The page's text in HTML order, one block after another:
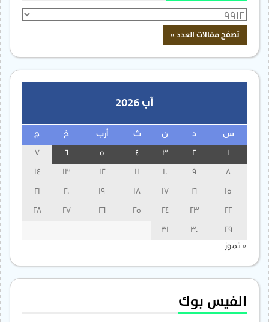
آب 2026
س ن ث أرب خ ج
3
13
14
15
16
17
18
19
20
21
22
23
24
25
26
27
28
29
30
31
« تموز
الفيس بوك